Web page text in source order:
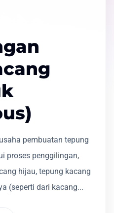
pembuatan tepung
proses penggilingan,
hijau, tepung kacang
(seperti dari kacang...